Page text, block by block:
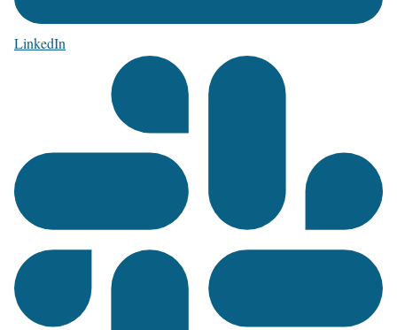
LinkedIn